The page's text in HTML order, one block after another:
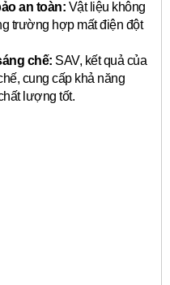
an toàn: Vật liệu không
trường hợp mất điện đột
chế: SAV, kết quả của
cung cấp khả năng
lượng tốt.